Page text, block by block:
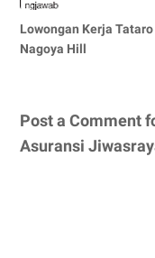
Lowongan Kerja
Nagoya Hill
Post a Comment
Asuransi